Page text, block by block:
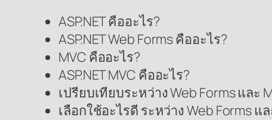
ASP.NET คืออะไร?
ASP.NET Web Forms คืออะไร?
MVC คืออะไร?
ASP.NET MVC คืออะไร?
เปรียบเทียบระหว่าง Web Forms และ
เลือกใช้อะไรดี ระหว่าง Web Forms แล